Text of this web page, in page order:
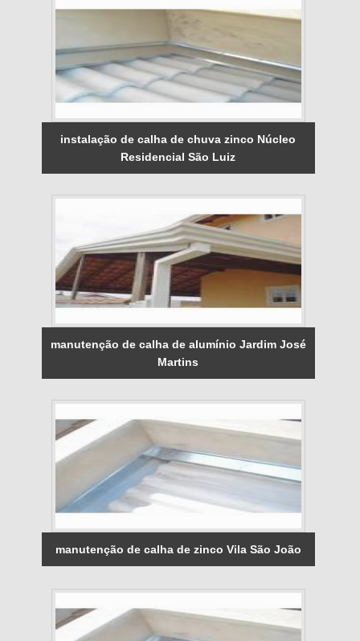
instalação de calha de chuva zinco Núcleo
Residencial São Luiz
manutenção de calha de alumínio Jardim José
Martins
manutenção de calha de zinco Vila São João